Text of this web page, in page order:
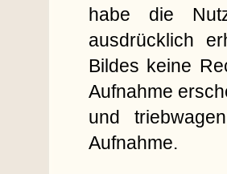
habe die
ausdrücklich
Bildes keine
Aufnahme
und
Aufnahme.